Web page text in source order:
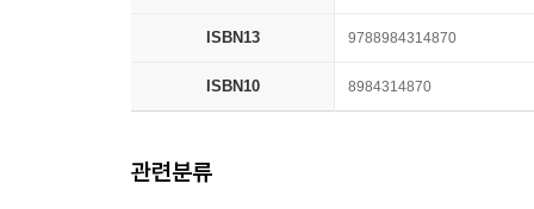
ISBN13 9788984314870
ISBN10 8984314870
관련분류